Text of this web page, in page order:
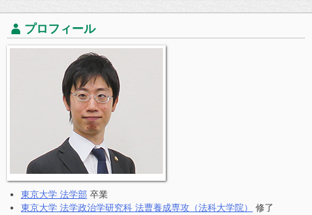
プロフィール
東京大学 法学部 卒業
東京大学 法学政治学研究科 法曹養成専攻（法科大学院）
修了